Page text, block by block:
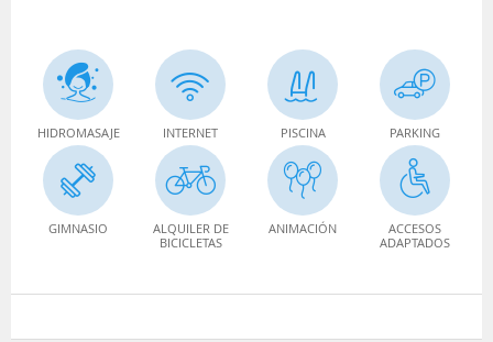
HIDROMASAJE INTERNET PISCINA PARKING
GIMNASIO
ALQUILER DE
BICICLETAS
ANIMACIÓN
ACCESOS
ADAPTADOS